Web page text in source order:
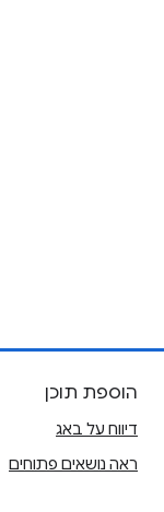
הוספת תוכן
דיווח על באג
ראה נושאים פתוחים